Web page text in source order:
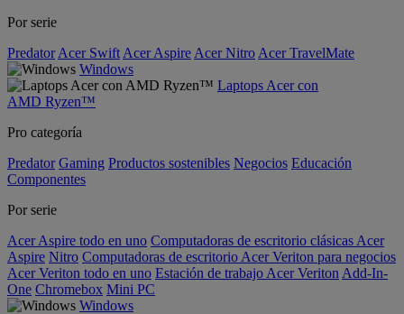
Por serie
Predator Acer Swift Acer Aspire Acer Nitro Acer TravelMate
Windows
Laptops Acer con
AMD Ryzen™
Pro categoría
Predator Gaming Productos sostenibles Negocios Educación
Componentes
Por serie
Acer Aspire todo en uno Computadoras de escritorio clásicas Acer
Aspire Nitro Computadoras de escritorio Acer Veriton para negocios
Acer Veriton todo en uno Estación de trabajo Acer Veriton Add-In-
One Chromebox Mini PC
Windows